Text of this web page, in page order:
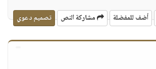
أضف للمفضلة مشاركة النص تصميم دعوي